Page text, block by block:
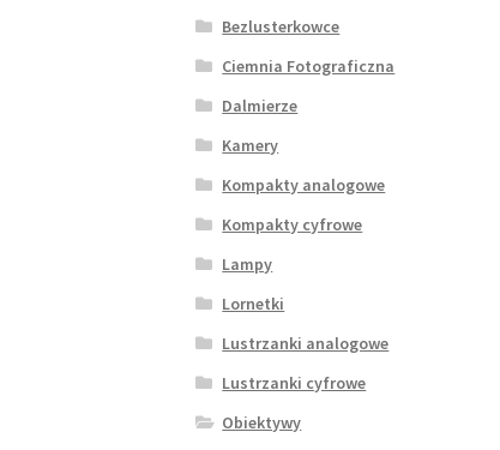
Bezlusterkowce
Ciemnia Fotograficzna
Dalmierze
Kamery
Kompakty analogowe
Kompakty cyfrowe
Lampy
Lornetki
Lustrzanki analogowe
Lustrzanki cyfrowe
Obiektywy